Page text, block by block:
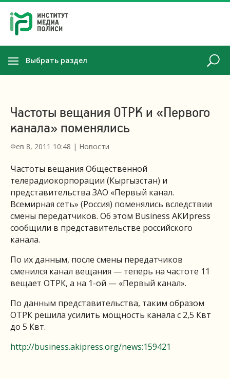
Выбрать раздел
Частоты вещания ОТРК и «Первого
канала» поменялись
Фев 8, 2011 10:48 | Новости
Частоты вещания Общественной
телерадиокорпорации (Кыргызстан) и
представительства ЗАО «Первый канал.
Всемирная сеть» (Россия) поменялись вследствии
смены передатчиков. Об этом Business АКИpress
сообщили в представительстве российского
канала.
По их данным, после смены передатчиков
сменился канал вещания — теперь на частоте 11
вещает ОТРК, а на 1-ой — «Первый канал».
По данным представительства, таким образом
ОТРК решила усилить мощность канала с 2,5 Квт
до 5 Квт.
http://business.akipress.org/news:159421